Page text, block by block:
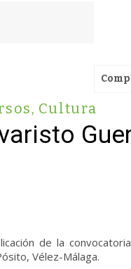
, Cultura
de la
Vélez-Málaga.